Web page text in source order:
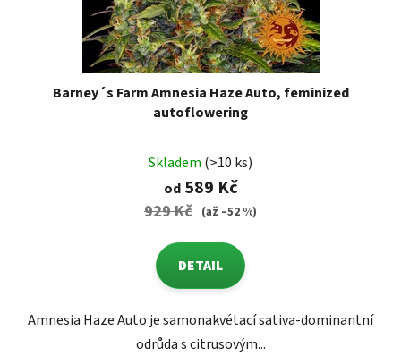
Barney´s Farm Amnesia Haze Auto, feminized
autoflowering
Skladem (>10 ks)
od589 Kč
929 Kč (až –52 %)
DETAIL
Amnesia Haze Auto je samonakvétací sativa-dominantní
odrůda s citrusovým...